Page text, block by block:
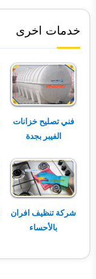
خدمات اخرى
فني تصليح خزانات
الفيبر بجدة
شركة تنظيف افران
بالأحساء